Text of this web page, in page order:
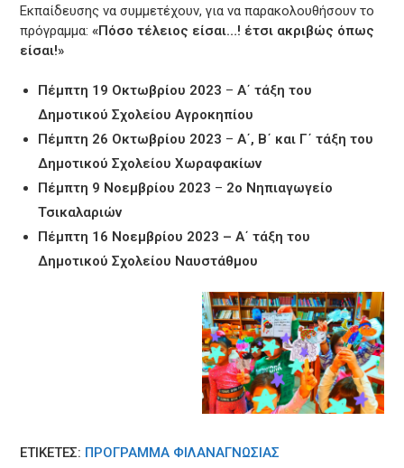
Εκπαίδευσης να συμμετέχουν, για να παρακολουθήσουν το
πρόγραμμα:«Πόσο τέλειος είσαι…! έτσι ακριβώς όπως
είσαι!»
Πέμπτη 19 Οκτωβρίου 2023 –Α΄ τάξη του
Δημοτικού Σχολείου Αγροκηπίου
Πέμπτη 26 Οκτωβρίου 2023 –Α΄, Β΄ και Γ΄ τάξη του
Δημοτικού Σχολείου Χωραφακίων
Πέμπτη 9 Νοεμβρίου 2023 – 2ο Νηπιαγωγείο
Τσικαλαριών
Πέμπτη 16 Νοεμβρίου 2023 – Α΄ τάξη του
Δημοτικού Σχολείου Ναυστάθμου
ΕΤΙΚΕΤΈΣ: ΠΡΌΓΡΑΜΜΑ ΦΙΛΑΝΑΓΝΩΣΊΑΣ